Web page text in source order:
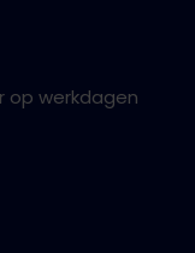
op werkdagen